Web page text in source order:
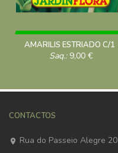
AMARILIS ESTRIADO C/1
Saq.: 9,00 €
CONTACTOS
Rua do Passeio Alegre 20